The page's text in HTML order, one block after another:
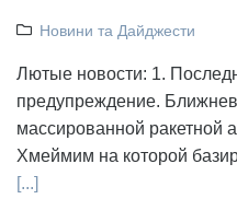
Новини та Дайджести
Лютые новости: 1.
предупреждение.
массированной ракетной
Хмеймим на которой
[...]